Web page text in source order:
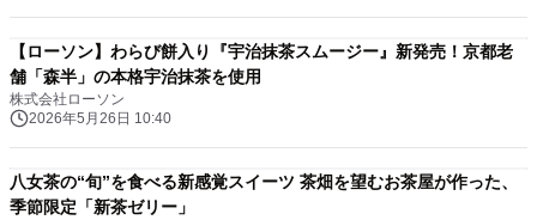
【ローソン】わらび餅入り『宇治抹茶スムージー』新発売！京都老
舗「森半」の本格宇治抹茶を使用
株式会社ローソン
2026年5月26日 10:40
八女茶の“旬”を食べる新感覚スイーツ 茶畑を望むお茶屋が作った、
季節限定「新茶ゼリー」